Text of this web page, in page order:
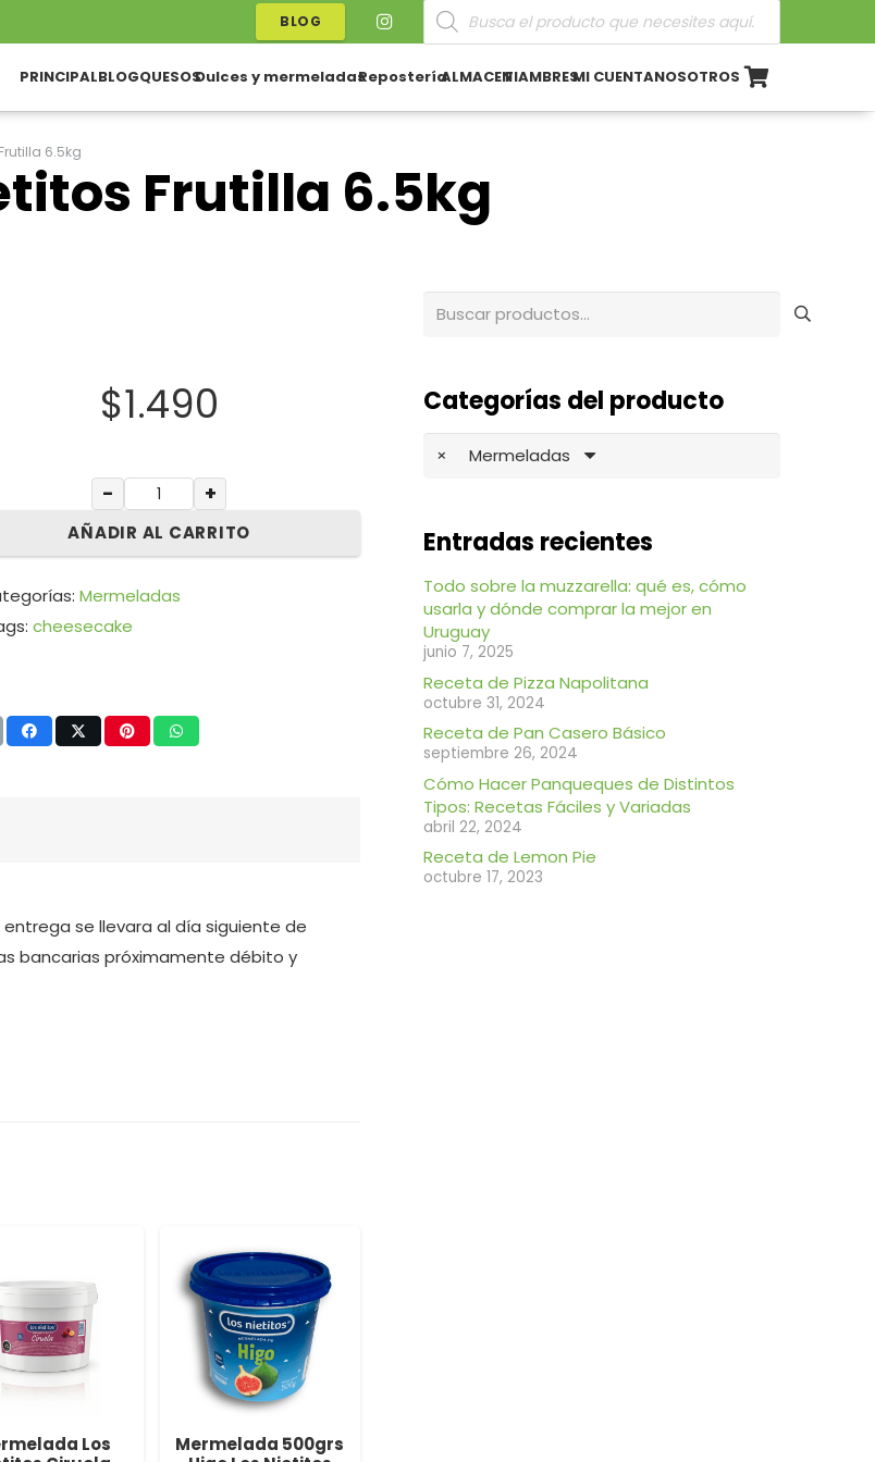
BLOG
Búsqueda
de
productos
PRINCIPALBLOGQUESOSDulces y mermeladasReposteríaALMACENFIAMBRESMI CUENTANOSOTROS
6.5kg
Frutilla 6.5kg
$1.490
− +
AÑADIR AL CARRITO
Mermeladas
cheesecake
entrega se llevara al día siguiente de
bancarias próximamente débito y
Los
Mermelada 500grs
Buscar
Categorías del producto
× Mermeladas
Entradas recientes
Todo sobre la muzzarella: qué es, cómo
usarla y dónde comprar la mejor en
Uruguay
junio 7, 2025
Receta de Pizza Napolitana
octubre 31, 2024
Receta de Pan Casero Básico
septiembre 26, 2024
Cómo Hacer Panqueques de Distintos
Tipos: Recetas Fáciles y Variadas
abril 22, 2024
Receta de Lemon Pie
octubre 17, 2023